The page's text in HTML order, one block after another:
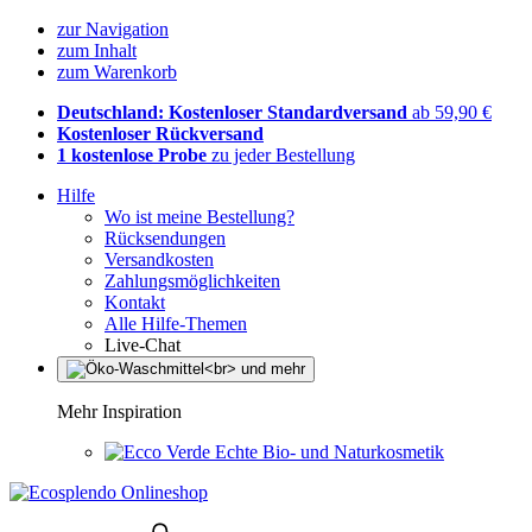
zur Navigation
zum Inhalt
zum Warenkorb
Deutschland: Kostenloser Standardversand ab 59,90 €
Kostenloser Rückversand
1 kostenlose Probe zu jeder Bestellung
Hilfe
Wo ist meine Bestellung?
Rücksendungen
Versandkosten
Zahlungsmöglichkeiten
Kontakt
Alle Hilfe-Themen
Live-Chat
Mehr Inspiration
Echte Bio- und Naturkosmetik